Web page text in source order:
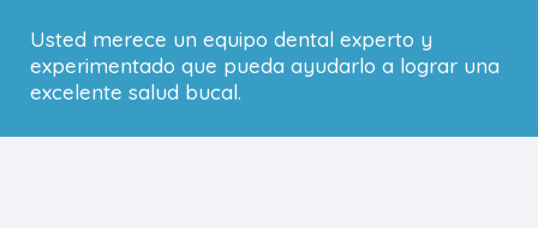
Usted merece un equipo dental experto y
experimentado que pueda ayudarlo a lograr una
excelente salud bucal.